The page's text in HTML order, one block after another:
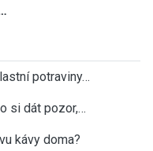
potraviny…
si dát pozor,…
kávy doma?